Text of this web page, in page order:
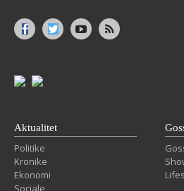
Aktualitet
Politike
Kronike
Ekonomi
Sociale